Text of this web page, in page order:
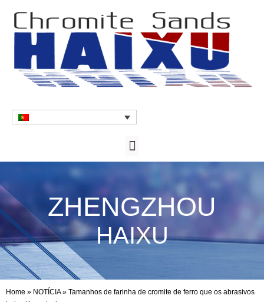
ZHENGZHOU
HAIXU
Home » NOTÍCIA» Tamanhos de farinha de cromite de ferro que os abrasivos